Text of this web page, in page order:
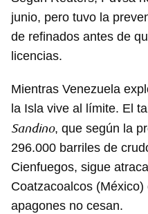
Guardar como favorito
Para poder guardar
iniciar sesión con tu
INICIAR
junio, pero tuvo la
de refinados antes de
licencias.
Mientras Venezuela
la Isla vive al límite. El
Sandino, que según la
296.000 barriles de
Cienfuegos, sigue
Coatzacoalcos
apagones no cesan.